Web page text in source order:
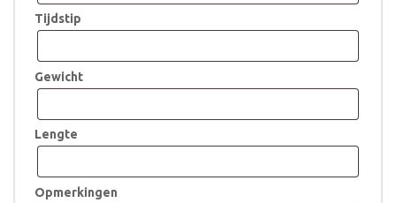
Tijdstip
Gewicht
Lengte
Opmerkingen